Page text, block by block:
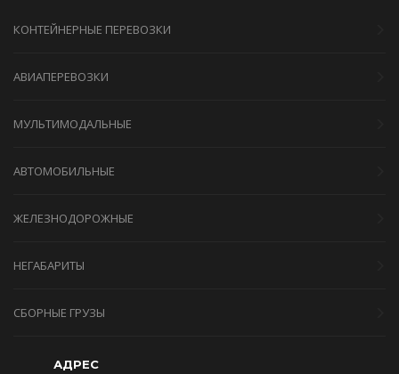
КОНТЕЙНЕРНЫЕ ПЕРЕВОЗКИ
АВИАПЕРЕВОЗКИ
МУЛЬТИМОДАЛЬНЫЕ
АВТОМОБИЛЬНЫЕ
ЖЕЛЕЗНОДОРОЖНЫЕ
НЕГАБАРИТЫ
СБОРНЫЕ ГРУЗЫ
АДРЕС